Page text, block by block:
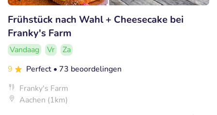
Frühstück nach Wahl + Cheesecake bei
Franky's Farm
Vandaag Vr
Za
9
Perfect • 73 beoordelingen
Franky's Farm
Aachen (1km)